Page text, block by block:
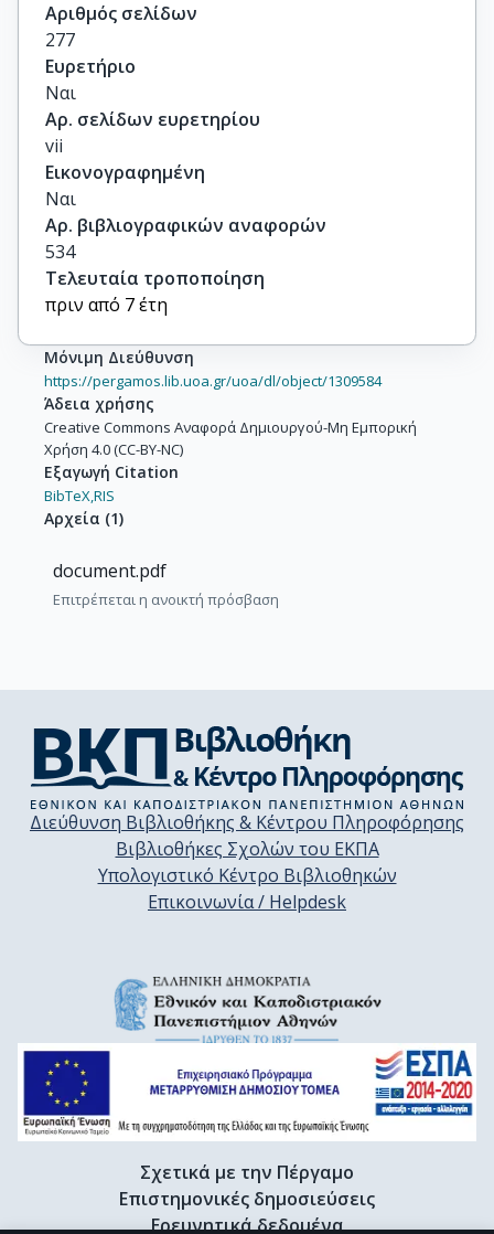
Αριθμός σελίδων
277
Ευρετήριο
Ναι
Αρ. σελίδων ευρετηρίου
vii
Εικονογραφημένη
Ναι
Αρ. βιβλιογραφικών αναφορών
534
Τελευταία τροποποίηση
πριν από 7 έτη
Μόνιμη Διεύθυνση
https://pergamos.lib.uoa.gr/uoa/dl/object/1309584
Άδεια χρήσης
Creative Commons Αναφορά Δημιουργού-Μη Εμπορική
Χρήση 4.0 (CC-BY-NC)
Εξαγωγή Citation
BibTeX,RIS
Αρχεία (1)
document.pdf
Επιτρέπεται η ανοικτή πρόσβαση
Διεύθυνση Βιβλιοθήκης & Κέντρου Πληροφόρησης
Βιβλιοθήκες Σχολών του ΕΚΠΑ
Υπολογιστικό Κέντρο Βιβλιοθηκών
Επικοινωνία / Helpdesk
Σχετικά με την Πέργαμο
Επιστημονικές δημοσιεύσεις
Ερευνητικά δεδομένα